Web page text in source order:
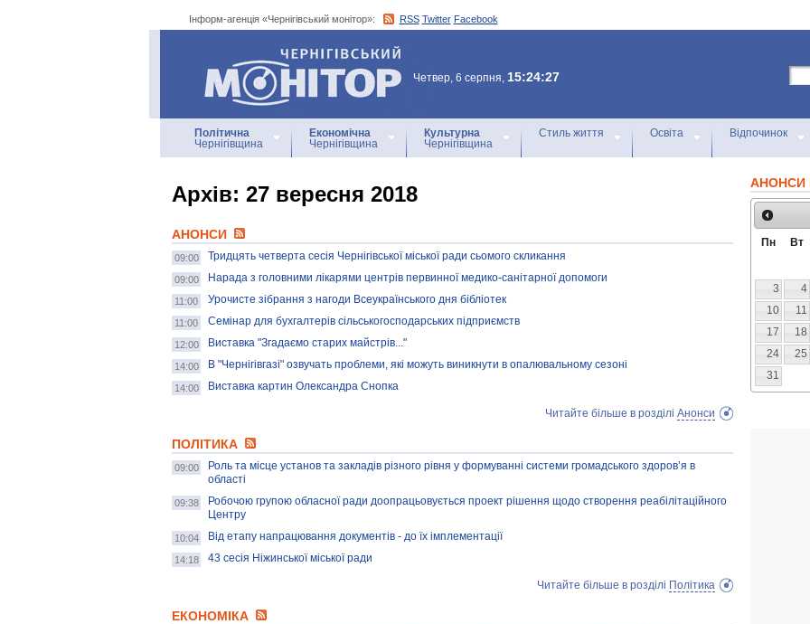
Інформ-агенція «Чернігівський монітор»: RSS Twitter Facebook
Інформ-агенція
«Чернігівський монітор»
Четвер, 6 серпня, 15:24:27
Політична
Чернігівщина
Економічна
Чернігівщина
Культурна
Чернігівщина
Стиль життя Освіта Відпочинок
Архiв: 27 вересня 2018
АНОНСИ
09:00 Тридцять четверта сесія Чернігівської міської ради сьомого скликання
09:00 Нарада з головними лікарями центрів первинної медико-санітарної допомоги
11:00 Урочисте зібрання з нагоди Всеукраїнського дня бібліотек
11:00 Семінар для бухгалтерів сільськогосподарських підприємств
12:00 Виставка "Згадаємо старих майстрів..."
14:00 В "Чернігівгазі" озвучать проблеми, які можуть виникнути в опалювальному сезоні
14:00 Виставка картин Олександра Снопка
Читайте більше в розділі Анонси
ПОЛІТИКА
09:00
Роль та місце установ та закладів різного рівня у формуванні системи громадського здоров’я в
області
09:38
Робочою групою обласної ради доопрацьовується проект рішення щодо створення реабілітаційного
Центру
10:04 Від етапу напрацювання документів - до їх імплементації
14:18 43 сесія Ніжинської міської ради
Читайте більше в розділі Політика
ЕКОНОМІКА
АНОНСИ
Пн Вт
3
4
10
11
17
18
24
25
31